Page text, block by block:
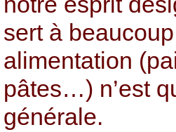
sert à
alimentation
pâtes…) n’est
générale.